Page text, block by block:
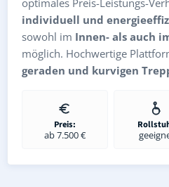
individuell und
sowohl im Innen- als auch
möglich. Hochwertige
geraden und kurvigen
Preis:
ab 7.500 €